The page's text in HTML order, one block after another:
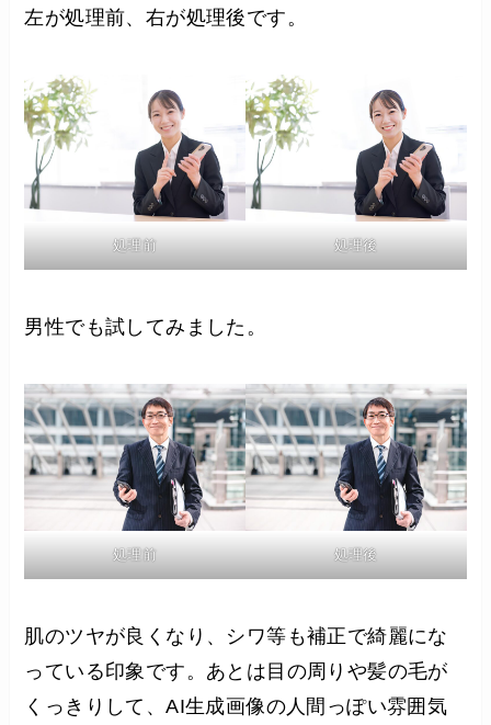
左が処理前、右が処理後です。
処理前 処理後
男性でも試してみました。
処理前 処理後
肌のツヤが良くなり、シワ等も補正で綺麗にな
っている印象です。あとは目の周りや髪の毛が
くっきりして、AI生成画像の人間っぽい雰囲気